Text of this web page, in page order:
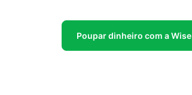
Poupar dinheiro com a Wise